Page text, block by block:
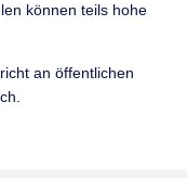
können teils hohe
an öffentlichen